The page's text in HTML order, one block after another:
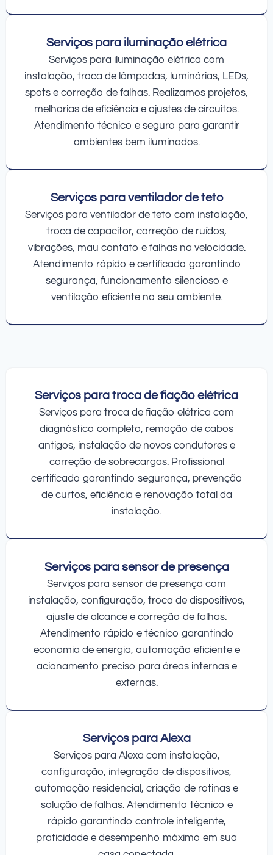
Serviços para iluminação elétrica
Serviços para iluminação elétrica com
instalação, troca de lâmpadas, luminárias, LEDs,
spots e correção de falhas. Realizamos projetos,
melhorias de eficiência e ajustes de circuitos.
Atendimento técnico e seguro para garantir
ambientes bem iluminados.
Serviços para ventilador de teto
Serviços para ventilador de teto com instalação,
troca de capacitor, correção de ruídos,
vibrações, mau contato e falhas na velocidade.
Atendimento rápido e certificado garantindo
segurança, funcionamento silencioso e
ventilação eficiente no seu ambiente.
Serviços para troca de fiação elétrica
Serviços para troca de fiação elétrica com
diagnóstico completo, remoção de cabos
antigos, instalação de novos condutores e
correção de sobrecargas. Profissional
certificado garantindo segurança, prevenção
de curtos, eficiência e renovação total da
instalação.
Serviços para sensor de presença
Serviços para sensor de presença com
instalação, configuração, troca de dispositivos,
ajuste de alcance e correção de falhas.
Atendimento rápido e técnico garantindo
economia de energia, automação eficiente e
acionamento preciso para áreas internas e
externas.
Serviços para Alexa
Serviços para Alexa com instalação,
configuração, integração de dispositivos,
automação residencial, criação de rotinas e
solução de falhas. Atendimento técnico e
rápido garantindo controle inteligente,
praticidade e desempenho máximo em sua